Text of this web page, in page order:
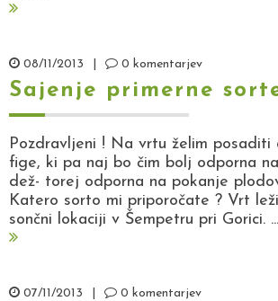
08/11/2013 0 komentarjev
Sajenje primerne
Pozdravljeni ! Na vrtu želim posaditi
fige, ki pa naj bo čim bolj odporna
dež- torej odporna na pokanje
Katero sorto mi priporočate ? Vrt
sončni lokaciji v Šempetru pri Gorici. ...
07/11/2013 0 komentarjev